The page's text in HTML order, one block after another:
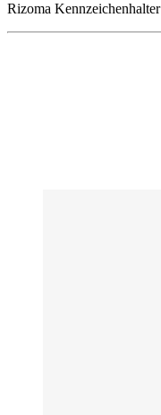
Rizoma Kennzeichenhalter